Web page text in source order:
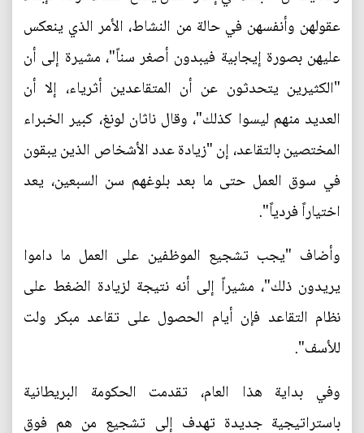
عقولهن وأنفسهن في حالة من النشاط، الأمر الذي ينعكس
عليهن بصورة إيجابية فيبدون أصغر سناً"، مشيرة إلى أن
"الكثيرين يتحدثون عن أن المتقاعدين أثرياء، إلا أن
العديد منهم ليسوا كذلك"، وقال ناثان لونغ، كبير الخبراء
المختصين بالتقاعد، إن "زيادة عدد الأشخاص الذين يبقون
في سوق العمل حتى ما بعد بلوغهم سن السبعين، يعد
اختياراً فردياً".
وأضاف "يجب تشجيع الموظفين على العمل ما داموا
يريدون ذلك"، مشيراً إلى أنه نتيجة لزيادة الضغط على
نظام التقاعد فإن أيام الحصول على تقاعد مبكر ولت
للأسف".
وفي بداية هذا العام، تقدمت الحكومة البريطانية
باستراتيجية جديدة تهدف إلى تشجيع من هم فوق